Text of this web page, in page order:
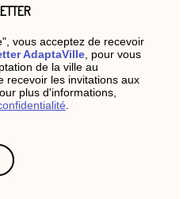
vous acceptez de recevoir
AdaptaVille , pour vous
de la ville au
recevoir les invitations aux
plus d'informations,